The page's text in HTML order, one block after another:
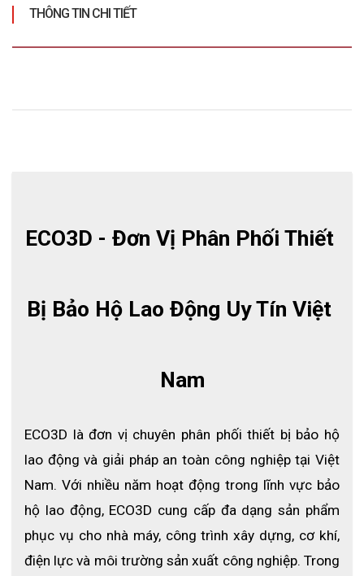
THÔNG TIN CHI TIẾT
ECO3D - Đơn Vị Phân Phối Thiết
Bị Bảo Hộ Lao Động Uy Tín Việt
Nam
ECO3D là đơn vị chuyên phân phối thiết bị bảo hộ
lao động và giải pháp an toàn công nghiệp tại Việt
Nam. Với nhiều năm hoạt động trong lĩnh vực bảo
hộ lao động, ECO3D cung cấp đa dạng sản phẩm
phục vụ cho nhà máy, công trình xây dựng, cơ khí,
điện lực và môi trường sản xuất công nghiệp. Trong